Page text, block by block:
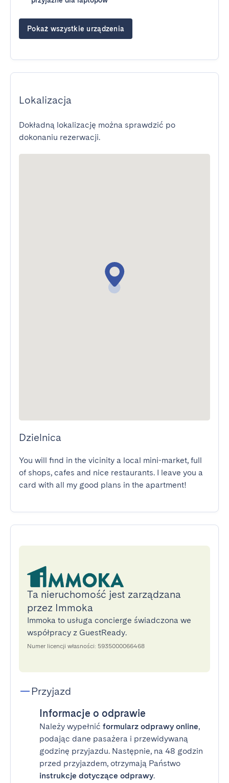
Pokaż wszystkie urządzenia
Lokalizacja
Dokładną lokalizację można sprawdzić po
dokonaniu rezerwacji.
Dzielnica
You will find in the vicinity a local mini-market, full
of shops, cafes and nice restaurants. I leave you a
card with all my good plans in the apartment!
Ta nieruchomość jest zarządzana
przez Immoka
Immoka to usługa concierge świadczona we
współpracy z GuestReady.
Numer licencji własności: 5935000066468
Przyjazd
Informacje o odprawie
Należy wypełnić formularz odprawy online,
podając dane pasażera i przewidywaną
godzinę przyjazdu. Następnie, na 48 godzin
przed przyjazdem, otrzymają Państwo
instrukcje dotyczące odprawy.